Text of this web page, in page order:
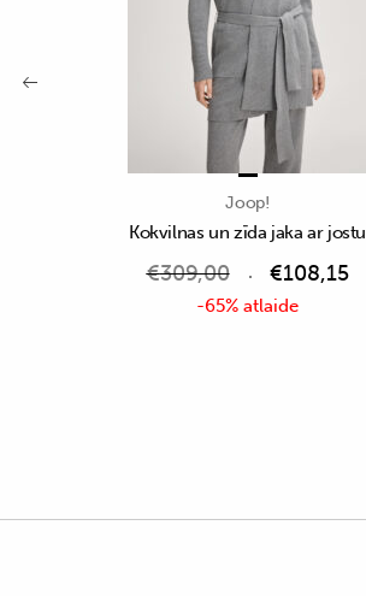
Joop!
Kokvilnas un zīda jaka ar jostu
€309,00 €108,15
-65% atlaide